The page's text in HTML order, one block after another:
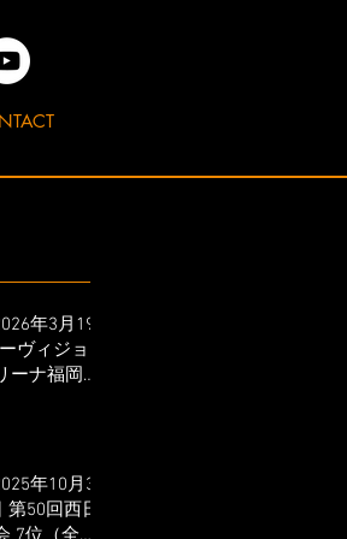
年3月19
ヴィジョ
ーナ福岡
年10月31
50回西日